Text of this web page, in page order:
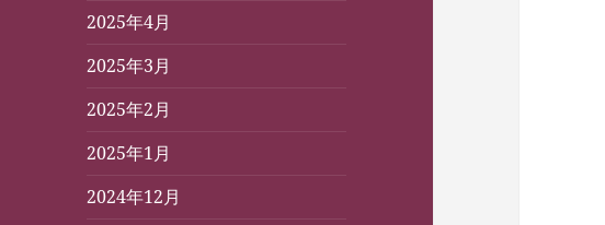
2025年4月
2025年3月
2025年2月
2025年1月
2024年12月